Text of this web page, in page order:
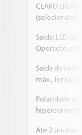
CLARO
(selecionável
Saída: LED
Operação
Saída do
máx., Tensão
Polaridade
Até 2